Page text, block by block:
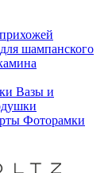
шампанского
Вазы и
Фоторамки